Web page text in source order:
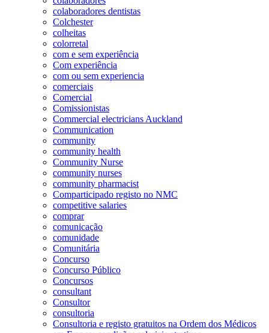
colaboradores dentistas
Colchester
colheitas
colorretal
com e sem experiência
Com experiência
com ou sem experiencia
comerciais
Comercial
Comissionistas
Commercial electricians Auckland
Communication
community
community health
Community Nurse
community nurses
community pharmacist
Comparticipado registo no NMC
competitive salaries
comprar
comunicação
comunidade
Comunitária
Concurso
Concurso Público
Concursos
consultant
Consultor
consultoria
Consultoria e registo gratuitos na Ordem dos Médicos